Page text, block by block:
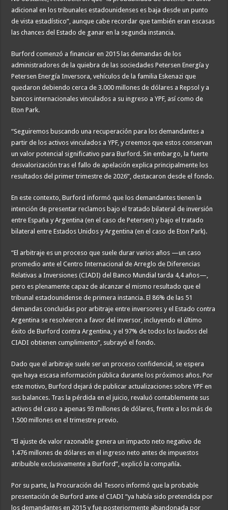
adicional en los tribunales estadounidenses es baja desde un punto
de vista estadístico”, aunque cabe recordar que también eran escasas
las chances del Estado de ganar en la segunda instancia.
Burford comenzó a financiar en 2015 las demandas de los
administradores de la quiebra de las sociedades Petersen Energía y
Petersen Energía Inversora, vehículos de la familia Eskenazi que
quedaron debiendo cerca de 3.000 millones de dólares a Repsol y a
bancos internacionales vinculados a su ingreso a YPF, así como de
Eton Park.
“Seguiremos buscando una recuperación para los demandantes a
partir de los activos vinculados a YPF, y creemos que estos conservan
un valor potencial significativo para Burford. Sin embargo, la fuerte
desvalorización tras el fallo de apelación explica principalmente los
resultados del primer trimestre de 2026”, destacaron desde el fondo.
En este contexto, Burford informó que los demandantes tienen la
intención de presentar reclamos bajo el tratado bilateral de inversión
entre España y Argentina (en el caso de Petersen) y bajo el tratado
bilateral entre Estados Unidos y Argentina (en el caso de Eton Park).
“El arbitraje es un proceso que suele durar varios años —un caso
promedio ante el Centro Internacional de Arreglo de Diferencias
Relativas a Inversiones (CIADI) del Banco Mundial tarda 4,4 años—,
pero es plenamente capaz de alcanzar el mismo resultado que el
tribunal estadounidense de primera instancia. El 86% de las 51
demandas concluidas por arbitraje entre inversores y el Estado contra
Argentina se resolvieron a favor del inversor, incluyendo el último
éxito de Burford contra Argentina, y el 97% de todos los laudos del
CIADI obtienen cumplimiento”, subrayó el fondo.
Dado que el arbitraje suele ser un proceso confidencial, se espera
que haya escasa información pública durante los próximos años. Por
este motivo, Burford dejará de publicar actualizaciones sobre YPF en
sus balances. Tras la pérdida en el juicio, revaluó contablemente sus
activos del caso a apenas 93 millones de dólares, frente a los más de
1.500 millones en el trimestre previo.
“El ajuste de valor razonable genera un impacto neto negativo de
1.476 millones de dólares en el ingreso neto antes de impuestos
atribuible exclusivamente a Burford”, explicó la compañía.
Por su parte, la Procuración del Tesoro informó que la probable
presentación de Burford ante el CIADI “ya había sido pretendida por
los demandantes en 2015 y fue posteriormente abandonada por